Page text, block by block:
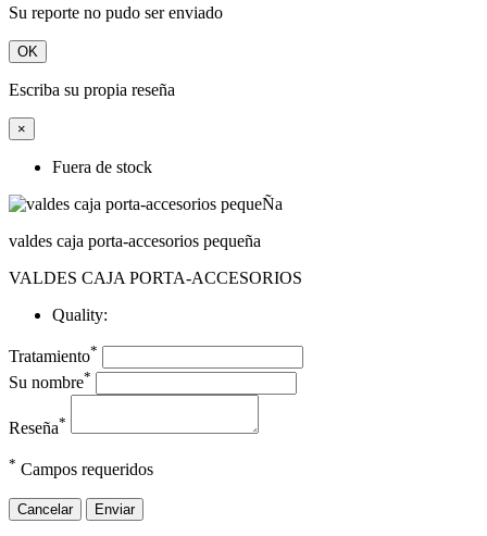
Su reporte no pudo ser enviado
OK
Escriba su propia reseña
×
Fuera de stock
valdes caja porta-accesorios pequeña
VALDES CAJA PORTA-ACCESORIOS
Quality:
Tratamiento*
Su nombre*
Reseña*
* Campos requeridos
Cancelar Enviar